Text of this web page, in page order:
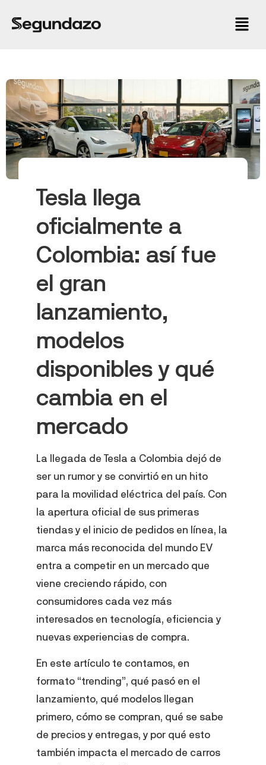
Tesla llega
oficialmente a
Colombia: así fue
el gran
lanzamiento,
modelos
disponibles y qué
cambia en el
mercado
La llegada de Tesla a Colombia dejó de
ser un rumor y se convirtió en un hito
para la movilidad eléctrica del país. Con
la apertura oficial de sus primeras
tiendas y el inicio de pedidos en línea, la
marca más reconocida del mundo EV
entra a competir en un mercado que
viene creciendo rápido, con
consumidores cada vez más
interesados en tecnología, eficiencia y
nuevas experiencias de compra.
En este artículo te contamos, en
formato “trending”, qué pasó en el
lanzamiento, qué modelos llegan
primero, cómo se compran, qué se sabe
de precios y entregas, y por qué esto
también impacta el mercado de carros